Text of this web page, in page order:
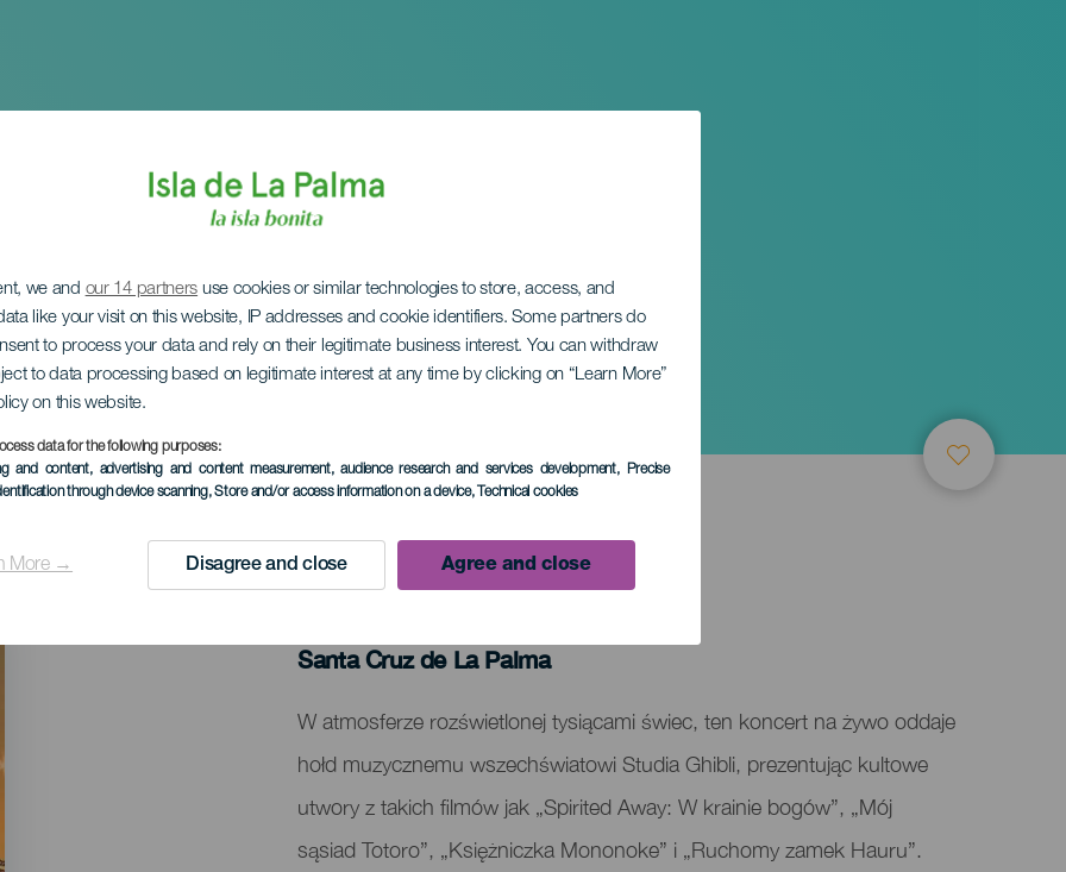
we and our 14 partners use cookies or similar technologies to store, access, and
like your visit on this website, IP addresses and cookie identifiers. Some partners do
to process your data and rely on their legitimate business interest. You can withdraw
to data processing based on legitimate interest at any time by clicking on “Learn More”
on this website.
data for the following purposes:
and content, advertising and content measurement, audience research and services development, Precise
through device scanning, Store and/or access information on a device, Technical cookies
More → Disagree and close Agree and close
dla Studia Ghibli
MINIONE WYDARZENIA
Localidad
Santa Cruz de La Palma
Descripción
del
evento
W atmosferze rozświetlonej tysiącami świec, ten koncert na żywo oddaje
hołd muzycznemu wszechświatowi Studia Ghibli, prezentując kultowe
utwory z takich filmów jak „Spirited Away: W krainie bogów”, „Mój
sąsiad Totoro”, „Księżniczka Mononoke” i „Ruchomy zamek Hauru”.